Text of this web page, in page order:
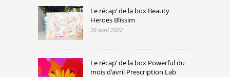
Le récap’ de la box Beauty
Heroes Blissim
26 avril 2022
Le récap’ de la box Powerful du
mois d’avril Prescription Lab